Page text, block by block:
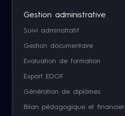
Gestion administrative
Suivi administratif
Gestion documentaire
Evaluation de formation
Export EDOF
Génération de diplômes
Bilan pédagogique et financier